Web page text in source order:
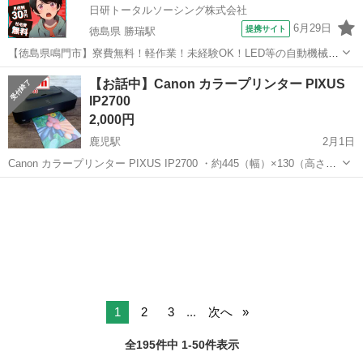
日研トータルソーシング株式会社
徳島県 勝瑞駅
提携サイト 6月29日
【徳島県鳴門市】寮費無料！軽作業！未経験OK！LED等の自動機械加
工・検査・梱包・データ入力《お仕事No.NS0560》 お仕事について ス
マートフォンやパソコン、車などに使われるLED等の電子部品の製造
とそれに付帯する作...
徳島 鳴門市 勝瑞駅
【お話中】Canon カラープリンター PIXUS
IP2700
2,000円
鹿児駅
2月1日
Canon カラープリンター PIXUS IP2700 ・約445（幅）×130（高さ）
×250（奥行）mmで重量約3.4kgの小型ボディを採用したA4インクジェ
1 2 3 ... 次へ
全195件中 1-50件表示